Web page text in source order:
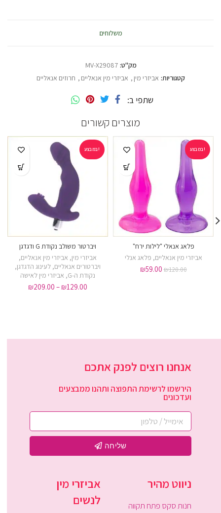
משלוחים
מק"ט: MV-X29087
קטגוריות: אביזרי מין, אביזרי מין אנאליים , חרוזים אנאליים
שתפי ב
מוצרים קשורים
במבצע!
ורוד סגול
פלאג אנאלי "לילות ירח"
אביזרי מין אנאליים, פלאג אנלי
₪120.00
₪59.00
במבצע!
ויברטור משולב נקודת G ודגדגן
אביזרי מין, אביזרי מין אנאליים,
ויברטורים אנאליים, לעינוג הדגדגן,
נקודת ה-G , אביזרי מין לאישה
₪129.00
–
₪209.00
אנחנו רוצים לפנק אתכם
הירשמו לרשימת התפוצה ותהנו ממבצעים
ועדכונים
שליחה
ניווט מהיר
חנות סקס פתח תקווה
אביזרי מין
לנשים